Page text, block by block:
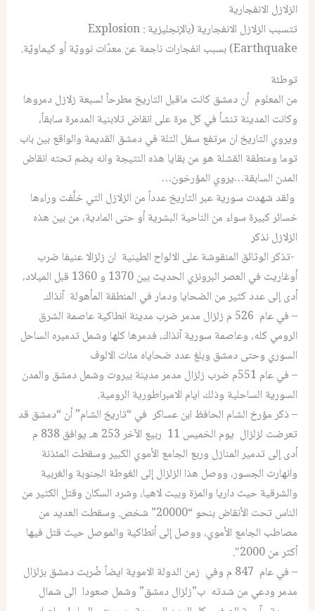
الزلازل الانفجارية
تتسبب الزلازل الانفجارية (بالإنجليزية : Explosion
Earthquake) بسبب انفجارات ناجمة عن معدّات نوويّة أو كيماويّة.
توطئة
من المعلوم أن دمشق كانت ماقبل التاريخ مطرحاً لسبعة زلازل دمروها
وكانت المدينة تنشأ في كل مرة على انقاض تلابنية المدمرة سابقاً،
ويروي التاريخ ان مرتفع سفل التلة في دمشق القديمة والواقع بين باب
توما ومنطقة القشلة هو من بقايا هذه النتيجة وانه يضم تحته انقاض
المدن السابقة…يروي المؤرخون…
ولقد شهدت سورية عبر التاريخ عدداً من الزلازل التي خلَّفت وراءها
خسائر كبيرة سواء من الناحية البشرية أو حتى المادية، من بين هذه
الزلازل نذكر
-تذكر الوثائق المنقوشة على الالواح الطينية ان زلزالا عنيفا ضرب
أوغاريت في العصر البرونزي الحديث بين 1370 و 1360 قبل الميلاد،
أدى إلى عدد كثير من الضحايا ودمار في المنطقة المأهولة آنذاك.
– في عام 526 م زلزال مدمر ضرب مدينة انطاكية عاصمة الشرق
الرومي كله، وعاصمة سورية آنذاك، فدمرها كلها وشمل تدميره الساحل
السوري وحتى دمشق وبلغ عدد ضحاياه مئات الالوف
– في عام 551م ضرب زلزال مدمر مدينة بيروت وشمل دمشق والمدن
السورية الساحلية وذلك ايام الامبراطورية الرومية.
– ذكر مؤرخ الشام الحافظ ابن عساكر في “تاريخ الشام” أن “دمشق قد
تعرضت لزلزال يوم الخميس 11 ربيع الآخر 253 هـ يوافق 838 م
أدى إلى تدمير المنازل وربع الجامع الأموي الكبير وسقطت المئذنة
وانهارت الجسور، ووصل هذا الزلزال إلى الغوطة الجنوبة والغربية
والشرقية حيث داريا والمزة وبيت لاهيا، وشرد السكان وقتل الكثير من
الناس تحت الأنقاض بنحو “20000” شخص. وسقطت العديد من
مصاطب الجامع الأموي، ووصل إلى أنطاكية والموصل حيث قتل فيها
أكثر من 2000″.
– في عام 847 م وفي زمن الدولة الاموية ايضاً ضُربت دمشق بزلزال
مدمر ودعي من شدته ب”زلزال دمشق” وشمل صعودا الى شمال